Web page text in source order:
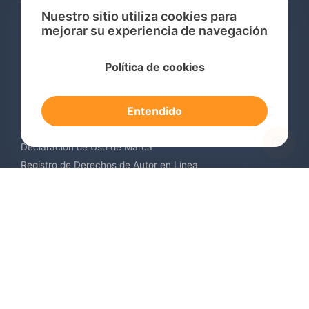
Consulta de Marcas Registradas
Renovación de Marca Registrada
Servicios de Vigilancia de Marcas
Declaración de Uso de Marca
Registro de Derechos de Autor en Línea
Nuestro sitio utiliza cookies para
mejorar su experiencia de navegación
Política de cookies
Entendido